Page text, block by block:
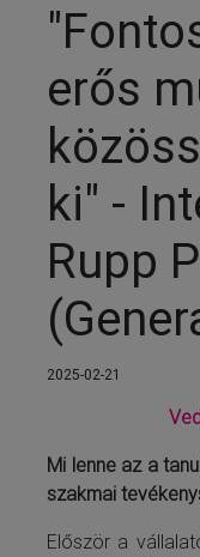
erős
ki" -
Rupp
2025-02-21
Mi lenne az a
szakmai
Először a